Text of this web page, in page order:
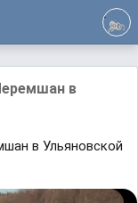
в
в Ульяновской